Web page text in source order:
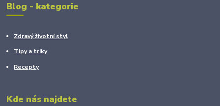
Blog - kategorie
Zdravý životní styl
Tipy a triky
Recepty
Kde nás najdete